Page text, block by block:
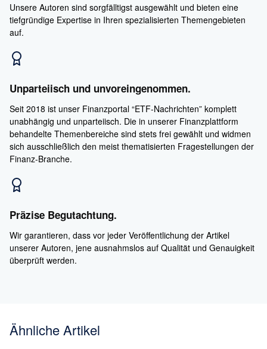
Unsere Autoren sind sorgfälltigst ausgewählt und bieten eine
tiefgründige Expertise in Ihren spezialisierten Themengebieten
auf.
Unparteiisch und unvoreingenommen.
Seit 2018 ist unser Finanzportal “ETF-Nachrichten” komplett
unabhängig und unparteiisch. Die in unserer Finanzplattform
behandelte Themenbereiche sind stets frei gewählt und widmen
sich ausschließlich den meist thematisierten Fragestellungen der
Finanz-Branche.
Präzise Begutachtung.
Wir garantieren, dass vor jeder Veröffentlichung der Artikel
unserer Autoren, jene ausnahmslos auf Qualität und Genauigkeit
überprüft werden.
Ähnliche Artikel